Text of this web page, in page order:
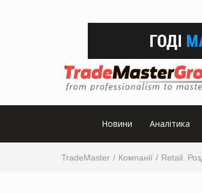
Новини Аналітика
TradeMaster Компанії Retail.